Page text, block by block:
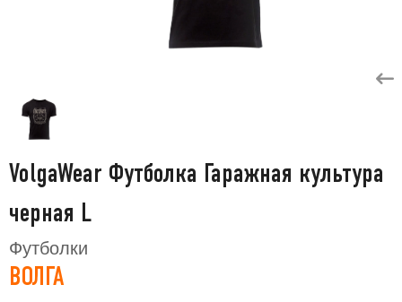
VolgaWear Футболка Гаражная культура
черная L
Футболки
ВОЛГА